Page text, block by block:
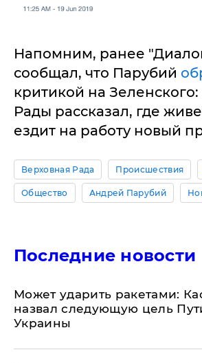
Напомним, ранее
сообщал, что Парубий
критикой на
Рады рассказал, где
ездит на работу новый
Верховная Рада Происшествия
Общество Андрей Парубий
Последние новости
Может ударить ракетами:
назвал следующую цель
Украины